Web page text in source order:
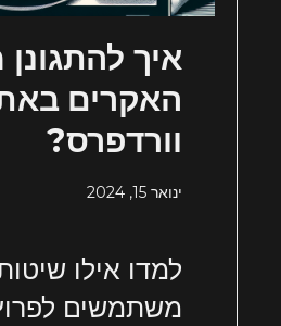
איך להתגונן
האקרים
וורדפרס?
ינואר 15, 2024
למדו אילו
משתמשים